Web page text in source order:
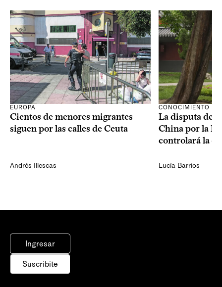
EUROPA
Cientos de menores migrantes
siguen por las calles de Ceuta
Andrés Illescas
CONOCIMIENTO
La disputa de
China por la
controlará la
Lucía Barrios
Ingresar
Suscribite